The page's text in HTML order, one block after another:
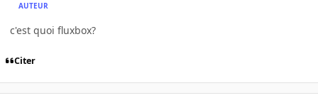
AUTEUR
c'est quoi fluxbox?
Citer